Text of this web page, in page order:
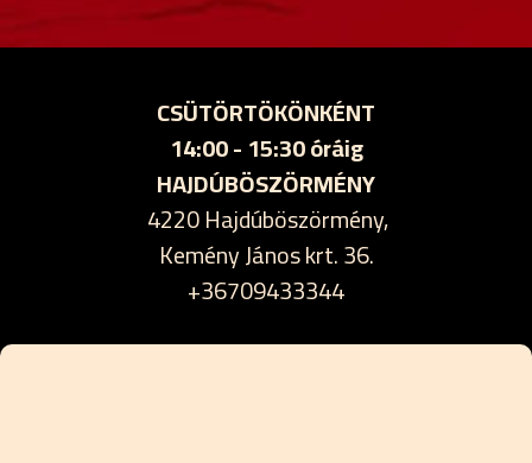
CSÜTÖRTÖKÖNKÉNT
14:00 - 15:30 óráig
HAJDÚBÖSZÖRMÉNY
4220 Hajdúböszörmény,
Kemény János krt. 36.
+36709433344